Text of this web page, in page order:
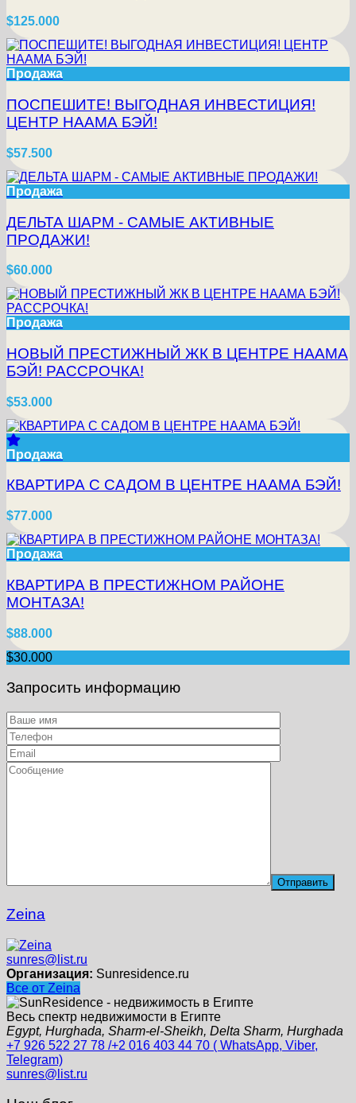
$125.000
Продажа
ПОСПЕШИТЕ! ВЫГОДНАЯ ИНВЕСТИЦИЯ!
ЦЕНТР НААМА БЭЙ!
$57.500
Продажа
ДЕЛЬТА ШАРМ - САМЫЕ АКТИВНЫЕ
ПРОДАЖИ!
$60.000
Продажа
НОВЫЙ ПРЕСТИЖНЫЙ ЖК В ЦЕНТРЕ НААМА
БЭЙ! РАССРОЧКА!
$53.000
Продажа
КВАРТИРА С САДОМ В ЦЕНТРЕ НААМА БЭЙ!
$77.000
Продажа
КВАРТИРА В ПРЕСТИЖНОМ РАЙОНЕ
МОНТАЗА!
$88.000
$30.000
Запросить информацию
Zeina
sunres@list.ru
Организация: Sunresidence.ru
Все от Zeina
Весь спектр недвижимости в Египте
Egypt, Hurghada, Sharm-el-Sheikh, Delta Sharm, Hurghada
+7 926 522 27 78 /+2 016 403 44 70 ( WhatsApp, Viber,
Telegram)
sunres@list.ru